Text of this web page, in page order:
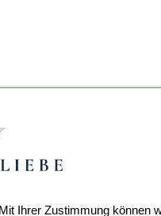
Ihrer Zustimmung können